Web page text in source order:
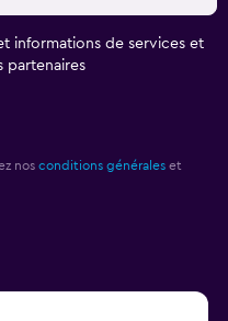
informations de services et
partenaires
nos conditions générales et